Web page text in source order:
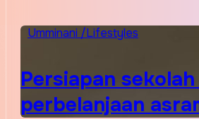
Umminani /Lifestyles
Persiapan
perbelanjaan